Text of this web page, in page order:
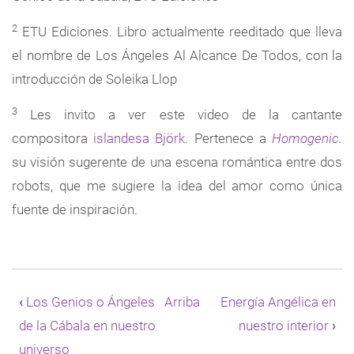
2 ETU Ediciones. Libro actualmente reeditado que lleva
el nombre de Los Ángeles Al Alcance De Todos, con la
introducción de Soleika Llop
3
Les invito a ver este video de la cantante
compositora islandesa Björk. Pertenece aHomogenic.
su visión sugerente de una escena romántica entre dos
robots, que me sugiere la idea del amor como única
fuente de inspiración.
transversales
de
Book
para
‹Los Genios o Ángeles
de la Cábala en nuestro
universo
Arriba
Energía Angélica en
nuestro interior ›